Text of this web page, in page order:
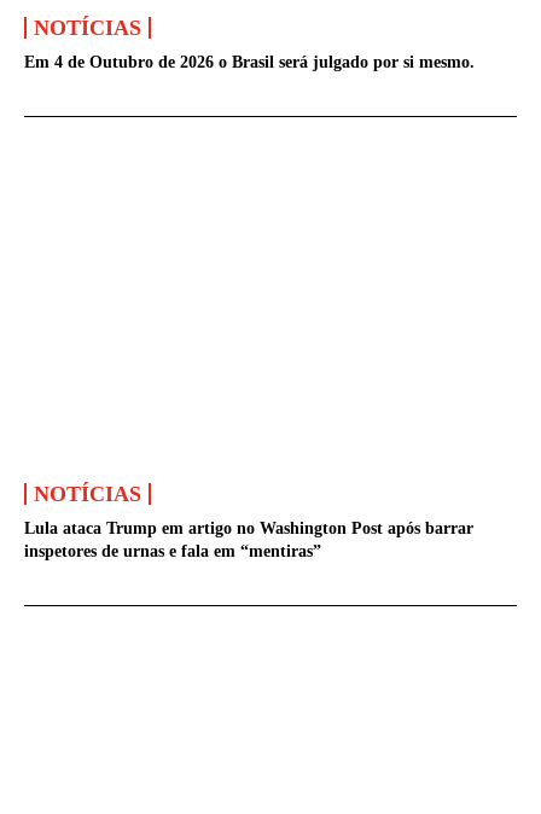
NOTÍCIAS
Em 4 de Outubro de 2026 o Brasil será julgado por si mesmo.
NOTÍCIAS
Lula ataca Trump em artigo no Washington Post após barrar
inspetores de urnas e fala em “mentiras”